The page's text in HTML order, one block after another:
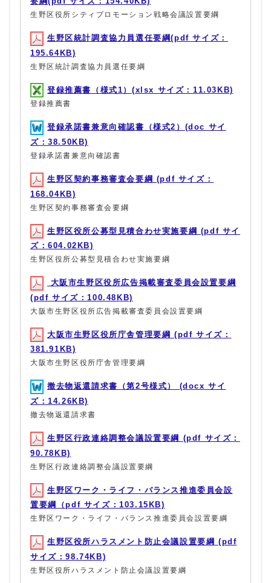
生野区役所シティプロモーション戦略会議設置要綱
生野区統計調査協力員選任要綱(pdf サイズ：
195.64KB)
生野区統計調査協力員選任要綱
登録推薦書（様式1）(xlsx サイズ：11.03KB)
登録推薦書
登録承諾書兼意向確認書（様式2）(doc サイ
ズ：38.50KB)
登録承諾書兼意向確認書
生野区契約事務審査会要綱 (pdf サイズ：
168.04KB)
生野区契約事務審査会要綱
生野区役所公募型見積合わせ実施要綱 (pdf サイ
ズ：604.02KB)
生野区役所公募型見積合わせ実施要綱
大阪市生野区役所広告掲載審査委員会設置要綱
(pdf サイズ：100.48KB)
大阪市生野区役所広告掲載審査委員会設置要綱
大阪市生野区役所庁舎管理要綱 (pdf サイズ：
381.91KB)
大阪市生野区役所庁舎管理要綱
撤去物返還請求書（第2号様式） (docx サイ
ズ：14.26KB)
撤去物返還請求書
生野区行政連絡調整会議設置要綱 (pdf サイズ：
90.78KB)
生野区行政連絡調整会議設置要綱
生野区ワーク・ライフ・バランス推進委員会設
置要綱（pdf サイズ：103.15KB)
生野区ワーク・ライフ・バランス推進委員会設置要綱
生野区役所ハラスメント防止会議設置要綱 (pdf
サイズ：98.74KB)
生野区役所ハラスメント防止会議設置要綱